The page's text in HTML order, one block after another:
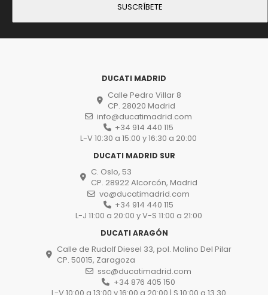
DUCATI MADRID
Calle Pedro Villar 8
CP. 28020 Madrid
info@ducatimadrid.com
+34 914 440 115
L-V 10:30 a 15:00 y 16:30 a 20:00
DUCATI MADRID SUR
C. Oslo, 53
CP. 28922 Alcorcón, Madrid
vo@ducatimadrid.com
+34 914 440 115
L-J 11:00 a 20:00 y V-S 11:00 a 21:00
DUCATI ARAGÓN
Calle de Rudolf Diesel 33, pol. Molino Del Pilar
CP. 50015, Zaragoza
ssc@ducatimadrid.com
+34 876 405 150